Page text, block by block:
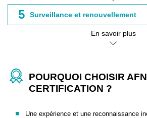
5 Surveillance et renouvellement
En savoir plus
POURQUOI CHOISIR
CERTIFICATION ?
Une expérience et une reconnaissance